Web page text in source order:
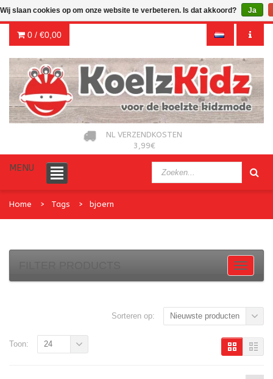
0 / €0,00
NL VERZENDKOSTEN
3,99€
MENU
Home Tags bjoern
Sorteren op: Nieuwste producten
Toon: 24
Wij slaan cookies op om onze website te verbeteren. Is dat akkoord? Ja